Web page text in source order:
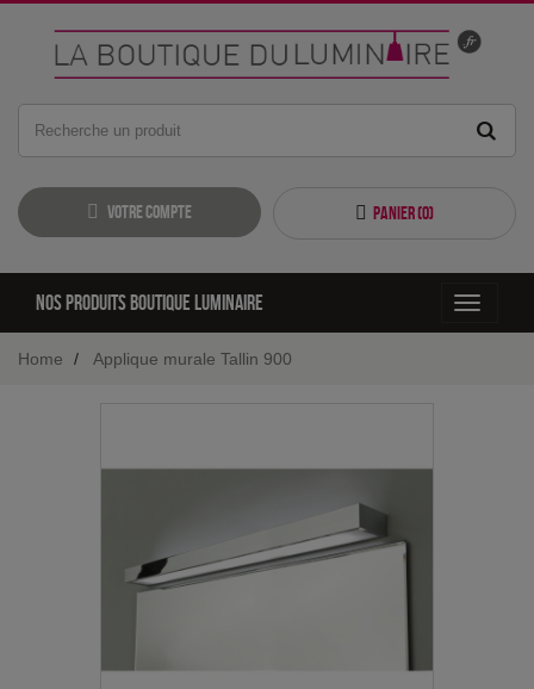
Votre compte Panier (0)
Toggle
Nos produits boutique luminaire
Home Applique murale Tallin 900